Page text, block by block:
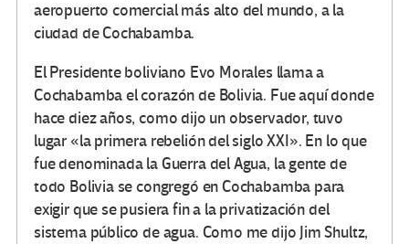
aeropuerto comercial más alto del mundo, a la
ciudad de Cochabamba.
El Presidente boliviano Evo Morales llama a
Cochabamba el corazón de Bolivia. Fue aquí donde
hace diez años, como dijo un observador, tuvo
lugar «la primera rebelión del siglo XXI». En lo que
fue denominada la Guerra del Agua, la gente de
todo Bolivia se congregó en Cochabamba para
exigir que se pusiera fin a la privatización del
sistema público de agua. Como me dijo Jim Shultz,